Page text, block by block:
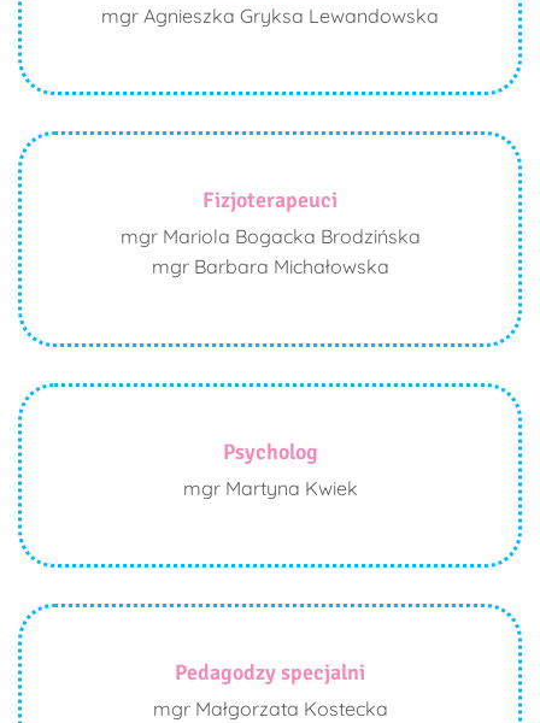
mgr Agnieszka Gryksa Lewandowska
Fizjoterapeuci
mgr Mariola Bogacka Brodzińska
mgr Barbara Michałowska
Psycholog
mgr Martyna Kwiek
Pedagodzy specjalni
mgr Małgorzata Kostecka